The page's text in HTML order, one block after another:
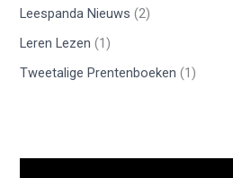
Leespanda Nieuws (2)
Leren Lezen (1)
Tweetalige Prentenboeken (1)